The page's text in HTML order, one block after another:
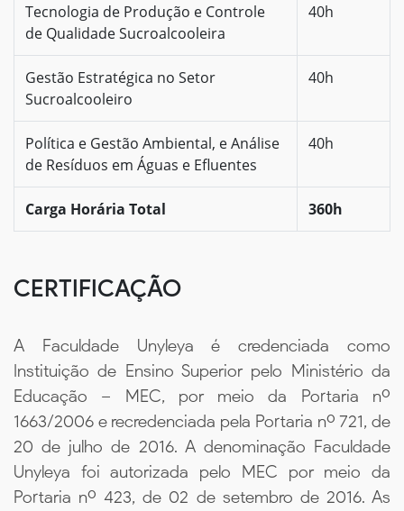
Tecnologia de Produção e Controle
de Qualidade Sucroalcooleira
40h
Gestão Estratégica no Setor
Sucroalcooleiro
40h
Política e Gestão Ambiental, e Análise
de Resíduos em Águas e Efluentes
40h
Carga Horária Total 360h
CERTIFICAÇÃO
A Faculdade Unyleya é credenciada como
Instituição de Ensino Superior pelo Ministério da
Educação – MEC, por meio da Portaria nº
1663/2006 e recredenciada pela Portaria nº 721, de
20 de julho de 2016. A denominação Faculdade
Unyleya foi autorizada pelo MEC por meio da
Portaria nº 423, de 02 de setembro de 2016. As